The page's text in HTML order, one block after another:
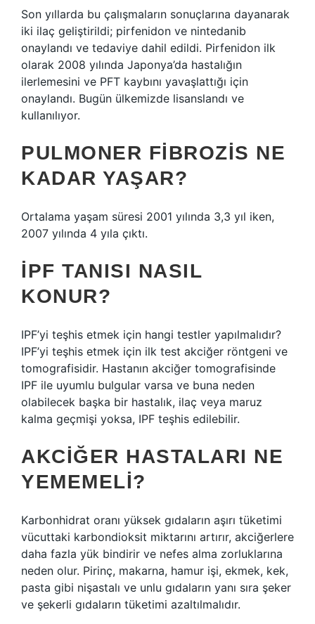
Son yıllarda bu çalışmaların sonuçlarına dayanarak
iki ilaç geliştirildi; pirfenidon ve nintedanib
onaylandı ve tedaviye dahil edildi. Pirfenidon ilk
olarak 2008 yılında Japonya’da hastalığın
ilerlemesini ve PFT kaybını yavaşlattığı için
onaylandı. Bugün ülkemizde lisanslandı ve
kullanılıyor.
PULMONER FIBROZIS NE
KADAR YAŞAR?
Ortalama yaşam süresi 2001 yılında 3,3 yıl iken,
2007 yılında 4 yıla çıktı.
İPF TANISI NASIL
KONUR?
IPF’yi teşhis etmek için hangi testler yapılmalıdır?
IPF’yi teşhis etmek için ilk test akciğer röntgeni ve
tomografisidir. Hastanın akciğer tomografisinde
IPF ile uyumlu bulgular varsa ve buna neden
olabilecek başka bir hastalık, ilaç veya maruz
kalma geçmişi yoksa, IPF teşhis edilebilir.
AKCIĞER HASTALARI NE
YEMEMELI?
Karbonhidrat oranı yüksek gıdaların aşırı tüketimi
vücuttaki karbondioksit miktarını artırır, akciğerlere
daha fazla yük bindirir ve nefes alma zorluklarına
neden olur. Pirinç, makarna, hamur işi, ekmek, kek,
pasta gibi nişastalı ve unlu gıdaların yanı sıra şeker
ve şekerli gıdaların tüketimi azaltılmalıdır.